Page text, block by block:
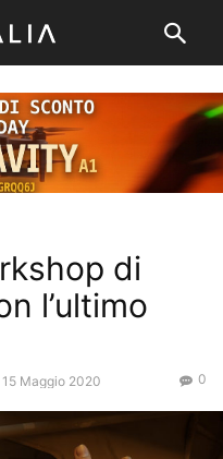
di
l’ultimo
15 Maggio 2020 0